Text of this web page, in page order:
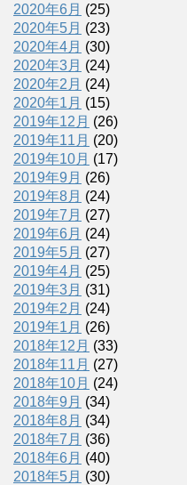
2020年6月 (25)
2020年5月 (23)
2020年4月 (30)
2020年3月 (24)
2020年2月 (24)
2020年1月 (15)
2019年12月 (26)
2019年11月 (20)
2019年10月 (17)
2019年9月 (26)
2019年8月 (24)
2019年7月 (27)
2019年6月 (24)
2019年5月 (27)
2019年4月 (25)
2019年3月 (31)
2019年2月 (24)
2019年1月 (26)
2018年12月 (33)
2018年11月 (27)
2018年10月 (24)
2018年9月 (34)
2018年8月 (34)
2018年7月 (36)
2018年6月 (40)
2018年5月 (30)